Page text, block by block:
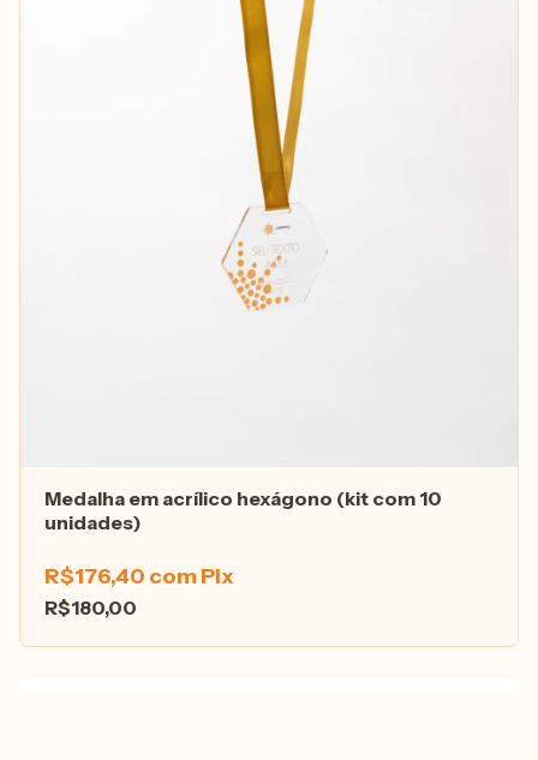
Medalha em acrílico hexágono (kit com 10
unidades)
R$180,00
R$176,40 comPix